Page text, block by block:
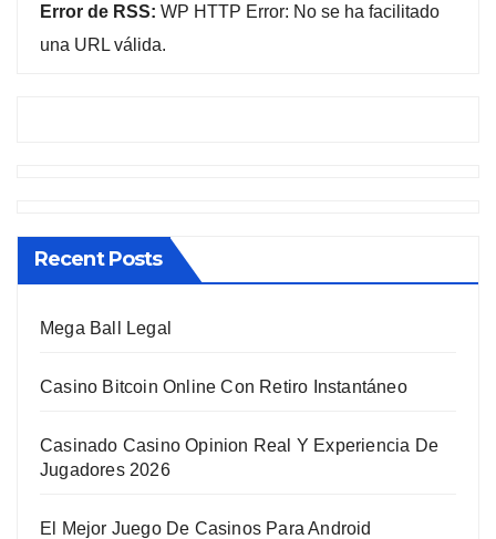
Error de RSS: WP HTTP Error: No se ha facilitado
una URL válida.
Recent Posts
Mega Ball Legal
Casino Bitcoin Online Con Retiro Instantáneo
Casinado Casino Opinion Real Y Experiencia De
Jugadores 2026
El Mejor Juego De Casinos Para Android